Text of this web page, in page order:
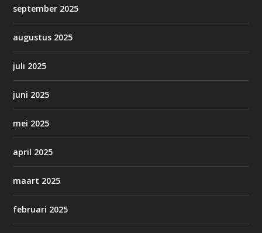
september 2025
augustus 2025
juli 2025
juni 2025
mei 2025
april 2025
maart 2025
februari 2025